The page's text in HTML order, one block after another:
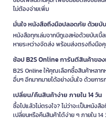
ไม่ต้องจ่ายเพิ่ม
มั่นใจ หนังสือถึงมือปลอดภัย ด้วยบั
หนังสือทุกเล่มจากบีทูเอสห่อด้วยบับเบิ้
หายระหว่างจัดส่ง พร้อมส่งตรงถึงมื
ช้อป B2S Online การันตีสินค้าของ
B2S Online ให้คุณเลือกซื้อสินค้าหลาก
อื่นๆ อีกมากมายได้อย่างมั่นใจ ด้วยกา
เปลี่ยน/คืนสินค้าง่าย ภายใน 14 วัน
ซื้อไปแล้วไม่ตรงใจ? ไม่ว่าจะเป็นหนั
เปลี่ยนหรือคืนสินค้าได้ง่าย ๆ ภายใน